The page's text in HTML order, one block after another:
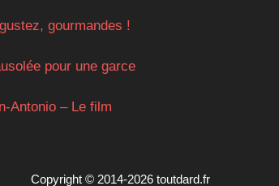
gourmandes !
pour une garce
Antonio – Le film
Copyright © 2014-2026 toutdard.fr